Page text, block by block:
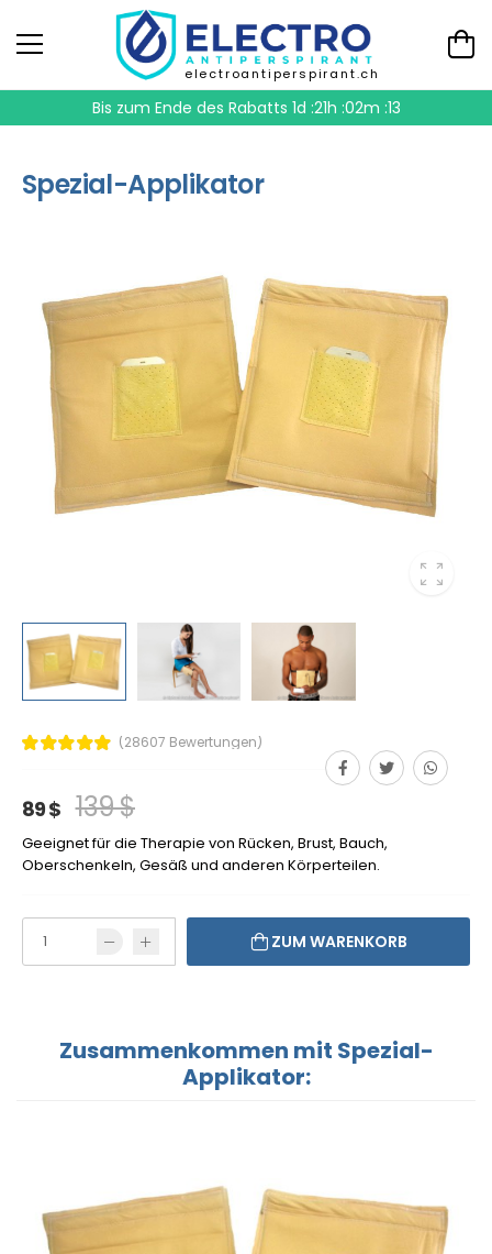
electroantiperspirant.ch
Bis zum Ende des Rabatts 1d :21h :02m :13
Spezial-Applikator
(28607 Bewertungen)
89 $ 139 $
Geeignet für die Therapie von Rücken, Brust, Bauch,
Oberschenkeln, Gesäß und anderen Körperteilen.
ZUM WARENKORB
Zusammenkommen mit Spezial-
Applikator: